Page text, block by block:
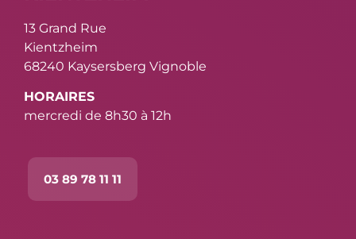
13 Grand Rue
Kientzheim
68240 Kaysersberg Vignoble
HORAIRES
mercredi de 8h30 à 12h
03 89 78 11 11